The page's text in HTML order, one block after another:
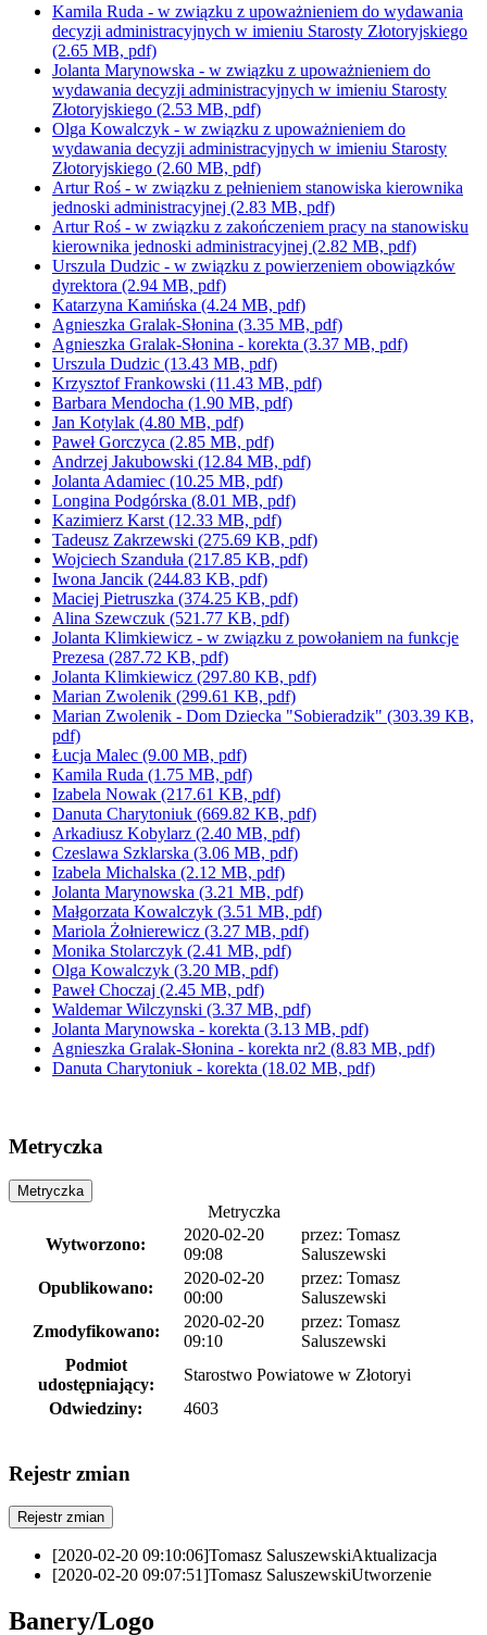
Kamila Ruda - w związku z upoważnieniem do wydawania
decyzji administracyjnych w imieniu Starosty Złotoryjskiego
(2.65 MB, pdf)
Jolanta Marynowska - w związku z upoważnieniem do
wydawania decyzji administracyjnych w imieniu Starosty
Złotoryjskiego (2.53 MB, pdf)
Olga Kowalczyk - w związku z upoważnieniem do
wydawania decyzji administracyjnych w imieniu Starosty
Złotoryjskiego (2.60 MB, pdf)
Artur Roś - w związku z pełnieniem stanowiska kierownika
jednoski administracyjnej (2.83 MB, pdf)
Artur Roś - w związku z zakończeniem pracy na stanowisku
kierownika jednoski administracyjnej (2.82 MB, pdf)
Urszula Dudzic - w związku z powierzeniem obowiązków
dyrektora (2.94 MB, pdf)
Katarzyna Kamińska (4.24 MB, pdf)
Agnieszka Gralak-Słonina (3.35 MB, pdf)
Agnieszka Gralak-Słonina - korekta (3.37 MB, pdf)
Urszula Dudzic (13.43 MB, pdf)
Krzysztof Frankowski (11.43 MB, pdf)
Barbara Mendocha (1.90 MB, pdf)
Jan Kotylak (4.80 MB, pdf)
Paweł Gorczyca (2.85 MB, pdf)
Andrzej Jakubowski (12.84 MB, pdf)
Jolanta Adamiec (10.25 MB, pdf)
Longina Podgórska (8.01 MB, pdf)
Kazimierz Karst (12.33 MB, pdf)
Tadeusz Zakrzewski (275.69 KB, pdf)
Wojciech Szanduła (217.85 KB, pdf)
Iwona Jancik (244.83 KB, pdf)
Maciej Pietruszka (374.25 KB, pdf)
Alina Szewczuk (521.77 KB, pdf)
Jolanta Klimkiewicz - w związku z powołaniem na funkcje
Prezesa (287.72 KB, pdf)
Jolanta Klimkiewicz (297.80 KB, pdf)
Marian Zwolenik (299.61 KB, pdf)
Marian Zwolenik - Dom Dziecka "Sobieradzik" (303.39 KB,
pdf)
Łucja Malec (9.00 MB, pdf)
Kamila Ruda (1.75 MB, pdf)
Izabela Nowak (217.61 KB, pdf)
Danuta Charytoniuk (669.82 KB, pdf)
Arkadiusz Kobylarz (2.40 MB, pdf)
Czeslawa Szklarska (3.06 MB, pdf)
Izabela Michalska (2.12 MB, pdf)
Jolanta Marynowska (3.21 MB, pdf)
Małgorzata Kowalczyk (3.51 MB, pdf)
Mariola Żołnierewicz (3.27 MB, pdf)
Monika Stolarczyk (2.41 MB, pdf)
Olga Kowalczyk (3.20 MB, pdf)
Paweł Choczaj (2.45 MB, pdf)
Waldemar Wilczynski (3.37 MB, pdf)
Jolanta Marynowska - korekta (3.13 MB, pdf)
Agnieszka Gralak-Słonina - korekta nr2 (8.83 MB, pdf)
Danuta Charytoniuk - korekta (18.02 MB, pdf)
Metryczka
Metryczka
Metryczka
Wytworzono:
2020-02-20
09:08
przez: Tomasz
Saluszewski
Opublikowano:
2020-02-20
00:00
przez: Tomasz
Saluszewski
Zmodyfikowano:
2020-02-20
09:10
przez: Tomasz
Saluszewski
Podmiot
udostępniający:
Starostwo Powiatowe w Złotoryi
Odwiedziny:
4603
Rejestr zmian
Rejestr zmian
[2020-02-20 09:10:06]Tomasz SaluszewskiAktualizacja
[2020-02-20 09:07:51]Tomasz SaluszewskiUtworzenie
Banery/Logo